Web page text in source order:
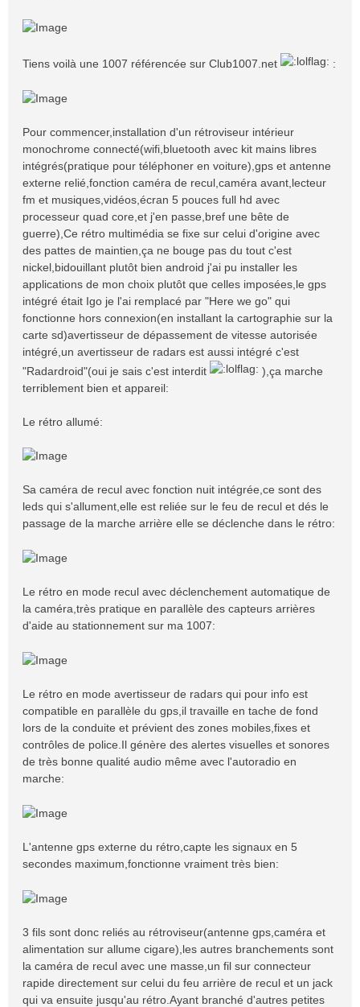
Tiens voilà une 1007 référencée sur Club1007.net :
Pour commencer,installation d'un rétroviseur intérieur
monochrome connecté(wifi,bluetooth avec kit mains libres
intégrés(pratique pour téléphoner en voiture),gps et antenne
externe relié,fonction caméra de recul,caméra avant,lecteur
fm et musiques,vidéos,écran 5 pouces full hd avec
processeur quad core,et j'en passe,bref une bête de
guerre),Ce rétro multimédia se fixe sur celui d'origine avec
des pattes de maintien,ça ne bouge pas du tout c'est
nickel,bidouillant plutôt bien android j'ai pu installer les
applications de mon choix plutôt que celles imposées,le gps
intégré était Igo je l'ai remplacé par "Here we go" qui
fonctionne hors connexion(en installant la cartographie sur la
carte sd)avertisseur de dépassement de vitesse autorisée
intégré,un avertisseur de radars est aussi intégré c'est
"Radardroid"(oui je sais c'est interdit
),ça marche
terriblement bien et appareil:
Le rétro allumé:
Sa caméra de recul avec fonction nuit intégrée,ce sont des
leds qui s'allument,elle est reliée sur le feu de recul et dés le
passage de la marche arrière elle se déclenche dans le rétro:
Le rétro en mode recul avec déclenchement automatique de
la caméra,très pratique en parallèle des capteurs arrières
d'aide au stationnement sur ma 1007:
Le rétro en mode avertisseur de radars qui pour info est
compatible en parallèle du gps,il travaille en tache de fond
lors de la conduite et prévient des zones mobiles,fixes et
contrôles de police.Il génère des alertes visuelles et sonores
de très bonne qualité audio même avec l'autoradio en
marche:
L'antenne gps externe du rétro,capte les signaux en 5
secondes maximum,fonctionne vraiment très bien:
3 fils sont donc reliés au rétroviseur(antenne gps,caméra et
alimentation sur allume cigare),les autres branchements sont
la caméra de recul avec une masse,un fil sur connecteur
rapide directement sur celui du feu arrière de recul et un jack
qui va ensuite jusqu'au rétro.Ayant branché d'autres petites